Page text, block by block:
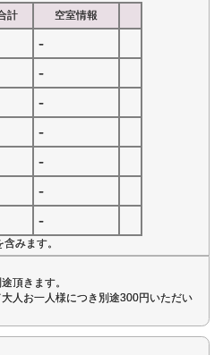
計 空室情報
-
-
-
-
-
-
-
みます。
頂きます。
人お一人様につき別途300円いただい